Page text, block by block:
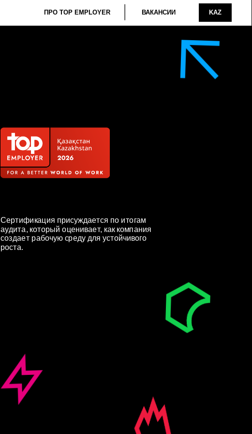
KAZ
Сертификация присуждается по итогам
аудита, который оценивает, как компания
создает рабочую среду для устойчивого
роста.